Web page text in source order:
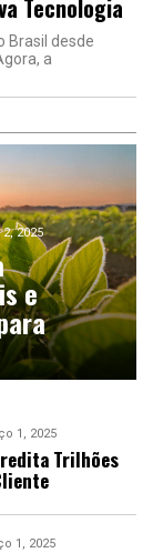
Tecnologia
Brasil desde
a
2025
e
1, 2025
Trilhões
1, 2025